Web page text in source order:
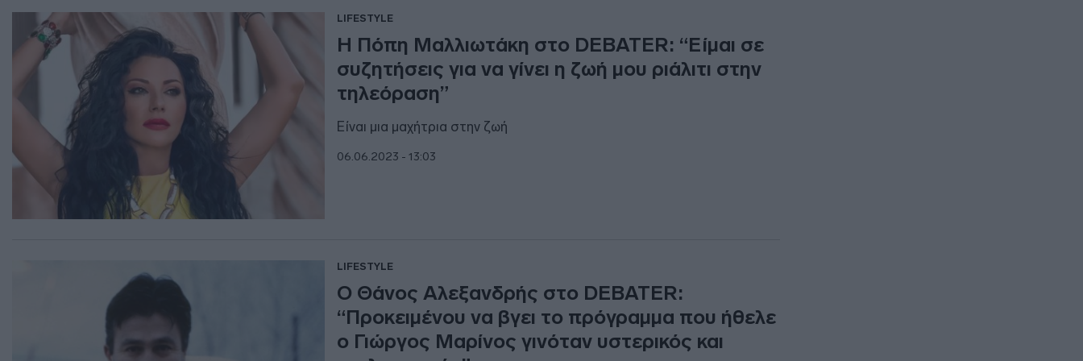
LIFESTYLE
Η Πόπη Μαλλιωτάκη στο DEBATER: “Είμαι σε
συζητήσεις για να γίνει η ζωή μου ριάλιτι στην
τηλεόραση”
Είναι μια μαχήτρια στην ζωή
06.06.2023 - 13:03
LIFESTYLE
Ο Θάνος Αλεξανδρής στο DEBATER:
“Προκειμένου να βγει το πρόγραμμα που ήθελε
ο Γιώργος Μαρίνος γινόταν υστερικός και